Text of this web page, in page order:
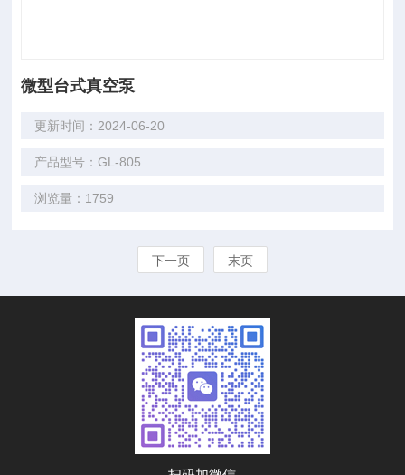
微型台式真空泵
更新时间：2024-06-20
产品型号：GL-805
浏览量：1759
下一页 末页